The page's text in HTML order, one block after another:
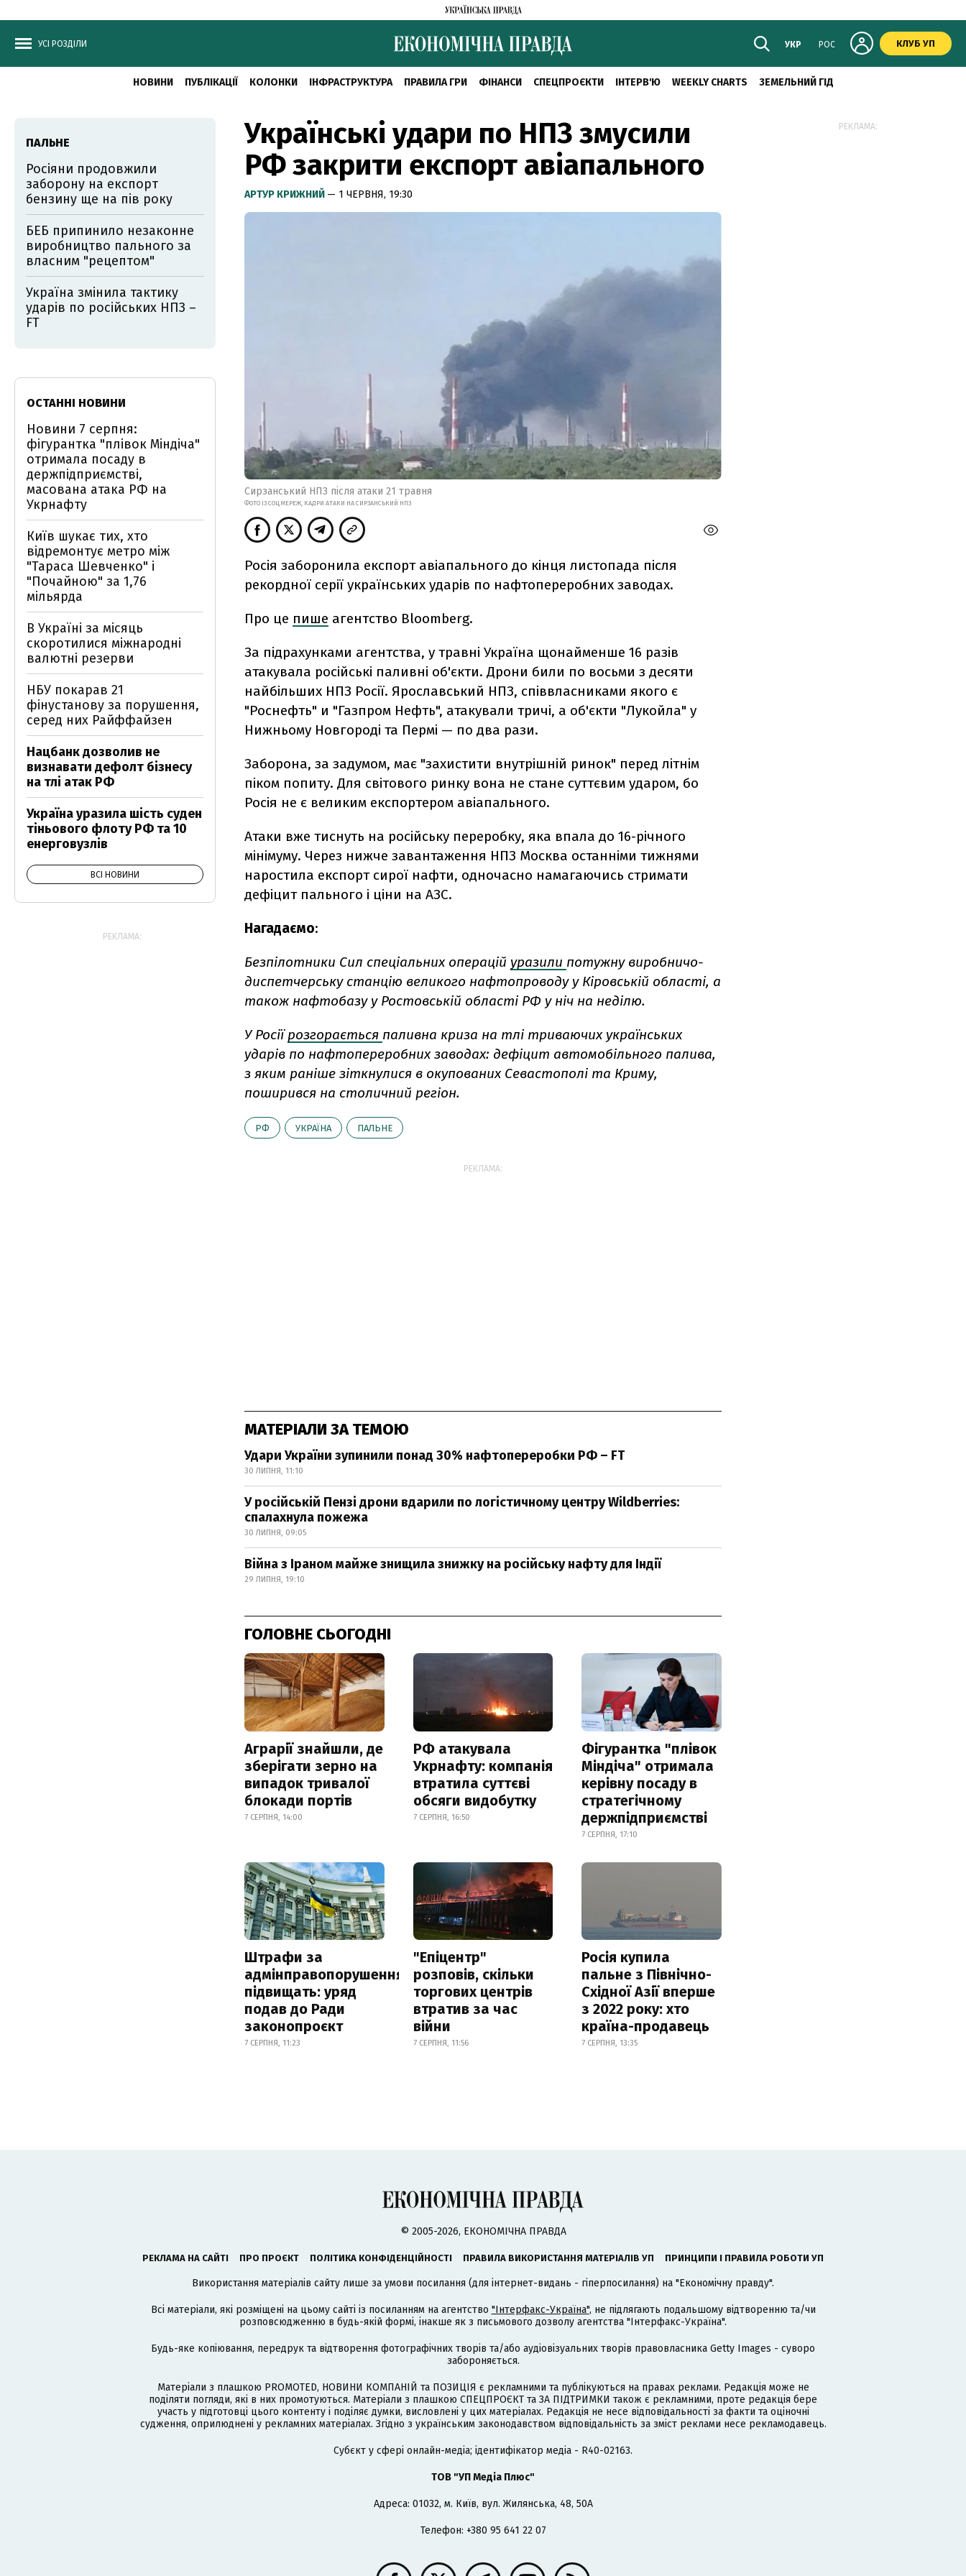
УСІ РОЗДІЛИ УКР РОС КЛУБ УП
НОВИНИ ПУБЛІКАЦІЇ КОЛОНКИ ІНФРАСТРУКТУРА ПРАВИЛА ГРИ ФІНАНСИ СПЕЦПРОЄКТИ ІНТЕРВ'Ю WEEKLY CHARTS ЗЕМЕЛЬНИЙ ГІД
Українські удари по НПЗ змусили
РФ закрити експорт авіапального
АРТУР КРИЖНИЙ — 1 ЧЕРВНЯ, 19:30
Сирзанський НПЗ після атаки 21 травня
ФОТО ІЗ СОЦМЕРЕЖ, КАДРИ АТАКИ НА СИРЗАНСЬКИЙ НПЗ
Росія заборонила експорт авіапального до кінця листопада після
рекордної серії українських ударів по нафтопереробних заводах.
Про це пише агентство Bloomberg.
За підрахунками агентства, у травні Україна щонайменше 16 разів
атакувала російські паливні об'єкти. Дрони били по восьми з десяти
найбільших НПЗ Росії. Ярославський НПЗ, співвласниками якого є
"Роснефть" и "Газпром Нефть", атакували тричі, а об'єкти "Лукойла" у
Нижньому Новгороді та Пермі — по два рази.
Заборона, за задумом, має "захистити внутрішній ринок" перед літнім
піком попиту. Для світового ринку вона не стане суттєвим ударом, бо
Росія не є великим експортером авіапального.
Атаки вже тиснуть на російську переробку, яка впала до 16-річного
мінімуму. Через нижче завантаження НПЗ Москва останніми тижнями
наростила експорт сирої нафти, одночасно намагаючись стримати
дефіцит пального і ціни на АЗС.
Нагадаємо:
Безпілотники Сил спеціальних операцій уразили потужну виробничо-
диспетчерську станцію великого нафтопроводу у Кіровській області, а
також нафтобазу у Ростовській області РФ у ніч на неділю.
У Росіїрозгорається паливна криза на тлі триваючих українських
ударів по нафтопереробних заводах: дефіцит автомобільного палива,
з яким раніше зіткнулися в окупованих Севастополі та Криму,
поширився на столичний регіон.
РФ УКРАЇНА ПАЛЬНЕ
РЕКЛАМА:
МАТЕРІАЛИ ЗА ТЕМОЮ
Удари України зупинили понад 30% нафтопереробки РФ – FT
30 ЛИПНЯ, 11:10
У російській Пензі дрони вдарили по логістичному центру Wildberries:
спалахнула пожежа
30 ЛИПНЯ, 09:05
Війна з Іраном майже знищила знижку на російську нафту для Індії
29 ЛИПНЯ, 19:10
ГОЛОВНЕ СЬОГОДНІ
Аграрії знайшли, де
зберігати зерно на
випадок тривалої
блокади портів
7 СЕРПНЯ, 14:00
РФ атакувала
Укрнафту: компанія
втратила суттєві
обсяги видобутку
7 СЕРПНЯ, 16:50
Фігурантка "плівок
Міндіча" отримала
керівну посаду в
стратегічному
держпідприємстві
7 СЕРПНЯ, 17:10
Штрафи за
адмінправопорушення
підвищать: уряд
подав до Ради
законопроєкт
7 СЕРПНЯ, 11:23
"Епіцентр"
розповів, скільки
торгових центрів
втратив за час
війни
7 СЕРПНЯ, 11:56
Росія купила
пальне з Північно-
Східної Азії вперше
з 2022 року: хто
країна-продавець
7 СЕРПНЯ, 13:35
ПАЛЬНЕ
Росіяни продовжили
заборону на експорт
бензину ще на пів року
БЕБ припинило незаконне
виробництво пального за
власним "рецептом"
Україна змінила тактику
ударів по російських НПЗ –
FT
ОСТАННІ НОВИНИ
Новини 7 серпня:
фігурантка "плівок Міндіча"
отримала посаду в
держпідприємстві,
масована атака РФ на
Укрнафту
Київ шукає тих, хто
відремонтує метро між
"Тараса Шевченко" і
"Почайною" за 1,76
мільярда
В Україні за місяць
скоротилися міжнародні
валютні резерви
НБУ покарав 21
фінустанову за порушення,
серед них Райффайзен
Нацбанк дозволив не
визнавати дефолт бізнесу
на тлі атак РФ
Україна уразила шість суден
тіньового флоту РФ та 10
енерговузлів
ВСІ НОВИНИ
РЕКЛАМА:
РЕКЛАМА:
© 2005-2026, ЕКОНОМІЧНА ПРАВДА
РЕКЛАМА НА САЙТІ ПРО ПРОЄКТ ПОЛІТИКА КОНФІДЕНЦІЙНОСТІ ПРАВИЛА ВИКОРИСТАННЯ МАТЕРІАЛІВ УП ПРИНЦИПИ І ПРАВИЛА РОБОТИ УП
Використання матеріалів сайту лише за умови посилання (для інтернет-видань - гіперпосилання) на "Економічну правду".
Всі матеріали, які розміщені на цьому сайті із посиланням на агентство "Інтерфакс-Україна", не підлягають подальшому відтворенню та/чи
розповсюдженню в будь-якій формі, інакше як з письмового дозволу агентства "Інтерфакс-Україна".
Будь-яке копіювання, передрук та відтворення фотографічних творів та/або аудіовізуальних творів правовласника Getty Images - суворо
забороняється.
Матеріали з плашкою PROMOTED, НОВИНИ КОМПАНІЙ та ПОЗИЦІЯ є рекламними та публікуються на правах реклами. Редакція може не
поділяти погляди, які в них промотуються. Матеріали з плашкою СПЕЦПРОЄКТ та ЗА ПІДТРИМКИ також є рекламними, проте редакція бере
участь у підготовці цього контенту і поділяє думки, висловлені у цих матеріалах. Редакція не несе відповідальності за факти та оціночні
судження, оприлюднені у рекламних матеріалах. Згідно з українським законодавством відповідальність за зміст реклами несе рекламодавець.
Cубєкт у сфері онлайн-медіа; ідентифікатор медіа - R40-02163.
ТОВ "УП Медіа Плюс"
Адреса: 01032, м. Київ, вул. Жилянська, 48, 50А
Телефон: +380 95 641 22 07